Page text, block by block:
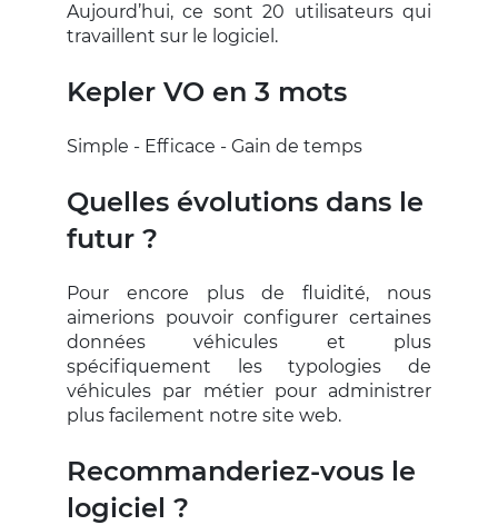
Aujourd’hui, ce sont 20 utilisateurs qui
travaillent sur le logiciel.
Kepler VO en 3 mots
Simple - Efficace - Gain de temps
Quelles évolutions dans le
futur ?
Pour encore plus de fluidité, nous
aimerions pouvoir configurer certaines
données véhicules et plus
spécifiquement les typologies de
véhicules par métier pour administrer
plus facilement notre site web.
Recommanderiez-vous le
logiciel ?